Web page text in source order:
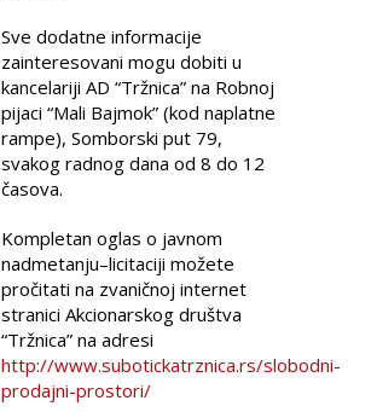
Sve dodatne informacije
zainteresovani mogu dobiti u
kancelariji AD “Tržnica” na Robnoj
pijaci “Mali Bajmok” (kod naplatne
rampe), Somborski put 79,
svakog radnog dana od 8 do 12
časova.
Kompletan oglas o javnom
nadmetanju–licitaciji možete
pročitati na zvaničnoj internet
stranici Akcionarskog društva
“Tržnica” na adresi
http://www.subotickatrznica.rs/slobodni-
prodajni-prostori/